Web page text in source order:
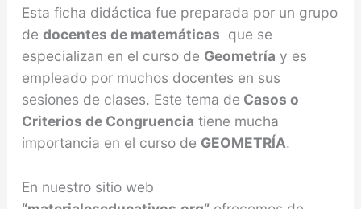
Esta ficha didáctica fue preparada por un grupo
de docentes de matemáticas que se
especializan en el curso de Geometría y es
empleado por muchos docentes en sus
sesiones de clases. Este tema de Casos o
Criterios de Congruencia tiene mucha
importancia en el curso de GEOMETRÍA.
En nuestro sitio web